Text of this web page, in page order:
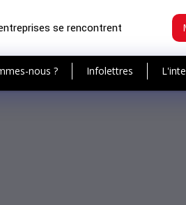
se rencontrent
nous ? Infolettres